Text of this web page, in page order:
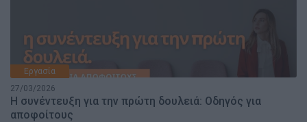
Εργασία
27/03/2026
H συνέντευξη για την πρώτη δουλειά: Οδηγός για
αποφοίτους